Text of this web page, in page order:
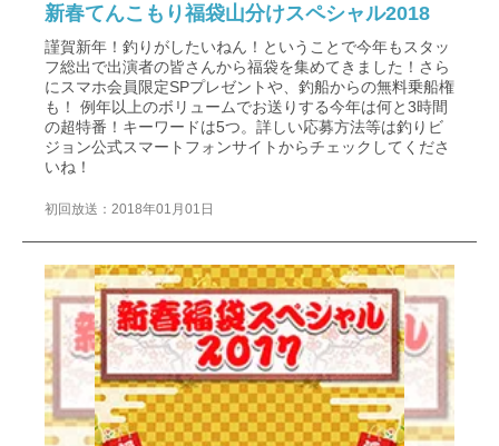
新春てんこもり福袋山分けスペシャル2018
謹賀新年！釣りがしたいねん！ということで今年もスタッ
フ総出で出演者の皆さんから福袋を集めてきました！さら
にスマホ会員限定SPプレゼントや、釣船からの無料乗船権
も！ 例年以上のボリュームでお送りする今年は何と3時間
の超特番！キーワードは5つ。詳しい応募方法等は釣りビ
ジョン公式スマートフォンサイトからチェックしてくださ
いね！
初回放送：2018年01月01日